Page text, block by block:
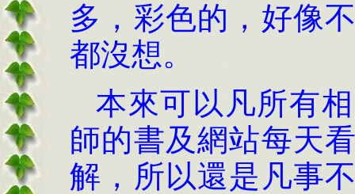
多，彩色的，好像
都沒想。
本來可以凡所有
師的書及網站每天
解，所以還是凡事